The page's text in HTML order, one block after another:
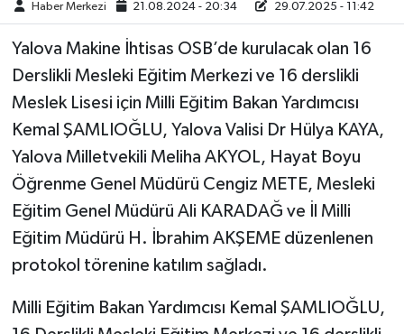
Haber Merkezi 21.08.2024 - 20:34 29.07.2025 - 11:42
Yalova Makine İhtisas OSB’de kurulacak olan 16
Derslikli Mesleki Eğitim Merkezi ve 16 derslikli
Meslek Lisesi için Milli Eğitim Bakan Yardımcısı
Kemal ŞAMLIOĞLU, Yalova Valisi Dr Hülya KAYA,
Yalova Milletvekili Meliha AKYOL, Hayat Boyu
Öğrenme Genel Müdürü Cengiz METE, Mesleki
Eğitim Genel Müdürü Ali KARADAĞ ve İl Milli
Eğitim Müdürü H. İbrahim AKŞEME düzenlenen
protokol törenine katılım sağladı.
Milli Eğitim Bakan Yardımcısı Kemal ŞAMLIOĞLU,